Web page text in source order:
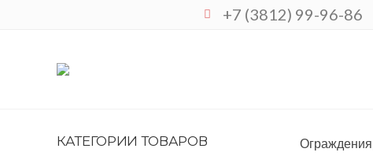
+7 (3812) 99-96-86
КАТЕГОРИИ ТОВАРОВ
Ограждения